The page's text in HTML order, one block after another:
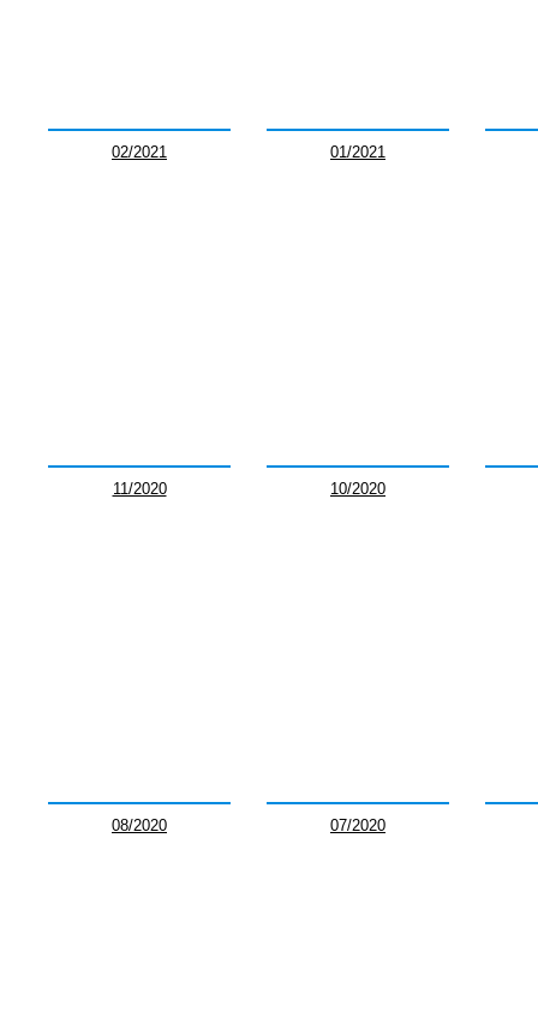
02/2021 01/2021
11/2020 10/2020
08/2020 07/2020